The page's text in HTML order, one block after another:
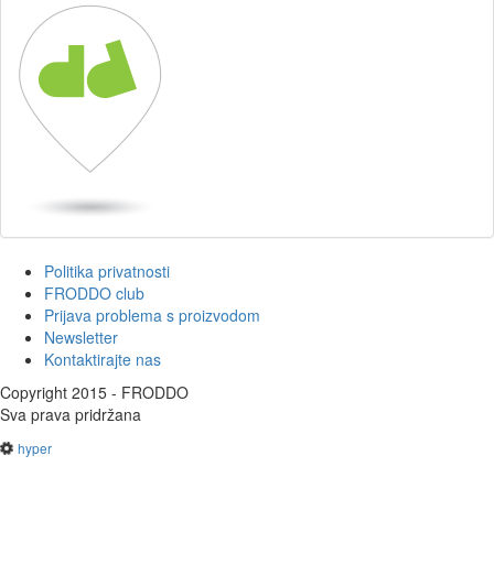
Politika privatnosti
FRODDO club
Prijava problema s proizvodom
Newsletter
Kontaktirajte nas
Copyright 2015 - FRODDO
Sva prava pridržana
hyper